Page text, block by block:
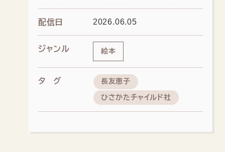
配信日 2026.06.05
ジャンル 絵本
タグ 長友恵子
ひさかたチャイルド社